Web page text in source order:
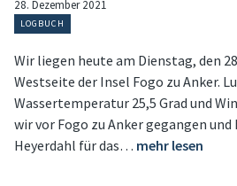
28. Dezember 2021
LOGBUCH
Wir liegen heute am Dienstag, den
Westseite der Insel Fogo zu Anker.
Wassertemperatur 25,5 Grad und
wir vor Fogo zu Anker gegangen
Heyerdahl für das… mehr lesen